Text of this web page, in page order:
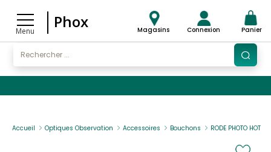
Menu
Phox Magasins Connexion Panier
Accueil Optiques Observation Accessoires Bouchons RODE PHOTO HOT